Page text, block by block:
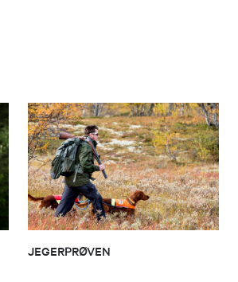
JEGERPRØVEN